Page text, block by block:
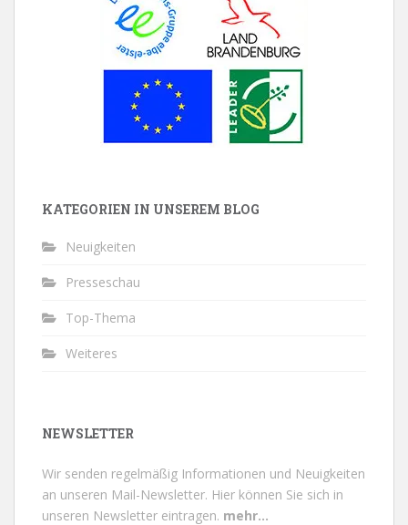
KATEGORIEN IN UNSEREM BLOG
Neuigkeiten
Presseschau
Top-Thema
Weiteres
NEWSLETTER
Wir senden regelmäßig Informationen und Neuigkeiten
an unseren Mail-Newsletter. Hier können Sie sich in
unseren Newsletter eintragen. mehr...